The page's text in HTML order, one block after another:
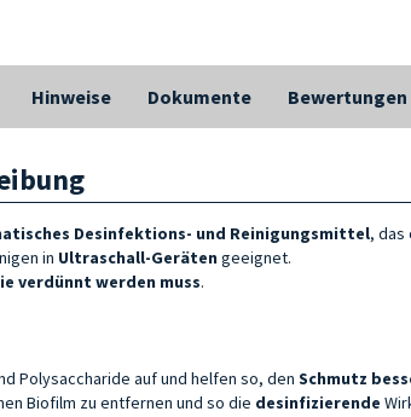
Hinweise Dokumente Bewertungen
Desinfektions- und Reinigungsmittel, das
in Ultraschall-Geräten geeignet.
verdünnt werden muss.
Polysaccharide auf und helfen so, den Schmutz
Biofilm zu entfernen und so die desinfizierende